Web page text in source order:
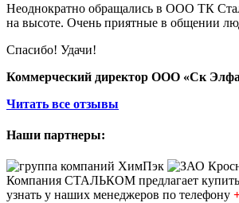
Неоднократно обращались в ООО ТК
на высоте. Очень приятные в общении
Спасибо! Удачи!
Коммерческий директор ООО «Ск
Читать все отзывы
Наши партнеры:
Компания СТАЛЬКОМ предлагает купить
узнать у наших менеджеров по телефону